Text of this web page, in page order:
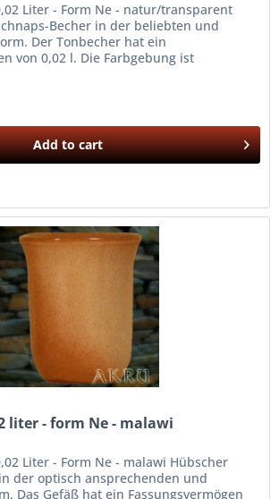
Liter - Form Ne - natur/transparent
Becher in der beliebten und
Der Tonbecher hat ein
von 0,02 l. Die Farbgebung ist
Add to cart
liter - form Ne - malawi
Liter - Form Ne - malawi Hübscher
der optisch ansprechenden und
Das Gefäß hat ein Fassungsvermögen